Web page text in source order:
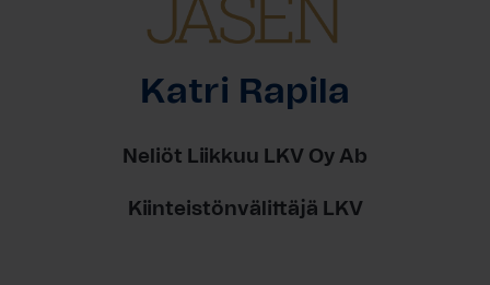
Katri Rapila
Neliöt Liikkuu LKV Oy Ab
Kiinteistönvälittäjä LKV